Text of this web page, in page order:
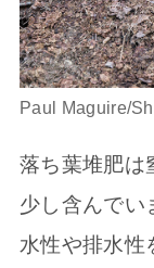
Paul Maguire/
落ち葉堆肥は
少し含んでい
水性や排水性